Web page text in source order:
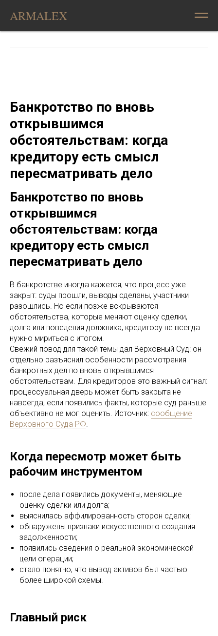
ARMALEX
Банкротство по вновь
открывшимся
обстоятельствам: когда
кредитору есть смысл
пересматривать дело
Банкротство по вновь
открывшимся
обстоятельствам: когда
кредитору есть смысл
пересматривать дело
В банкротстве иногда кажется, что процесс уже
закрыт: суды прошли, выводы сделаны, участники
разошлись. Но если позже вскрываются
обстоятельства, которые меняют оценку сделки,
долга или поведения должника, кредитору не всегда
нужно мириться с итогом.
Свежий повод для такой темы дал Верховный Суд: он
отдельно разъяснил особенности рассмотрения
банкротных дел по вновь открывшимся
обстоятельствам. Для кредиторов это важный сигнал:
процессуальная дверь может быть закрыта не
навсегда, если появились факты, которые суд раньше
объективно не мог оценить. Источник: сообщение
Верховного Суда РФ.
Когда пересмотр может быть
рабочим инструментом
после дела появились документы, меняющие
оценку сделки или долга;
выяснилась аффилированность сторон сделки;
обнаружены признаки искусственного создания
задолженности;
появились сведения о реальной экономической
цели операции;
стало понятно, что вывод активов был частью
более широкой схемы.
Главный риск